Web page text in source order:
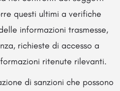
questi ultimi a verifiche
informazioni trasmesse,
richieste di accesso a
ritenute rilevanti.
di sanzioni che possono